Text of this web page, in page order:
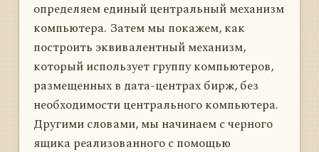
определяем единый центральный механизм
компьютера. Затем мы покажем, как
построить эквивалентный механизм,
который использует группу компьютеров,
размещенных в дата-центрах бирж, без
необходимости центрального компьютера.
Другими словами, мы начинаем с черного
ящика реализованного с помощью